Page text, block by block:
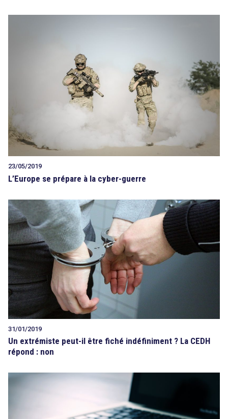
23/05/2019
L’Europe se prépare à la cyber-guerre
31/01/2019
Un extrémiste peut-il être fiché indéfiniment ? La CEDH
répond : non